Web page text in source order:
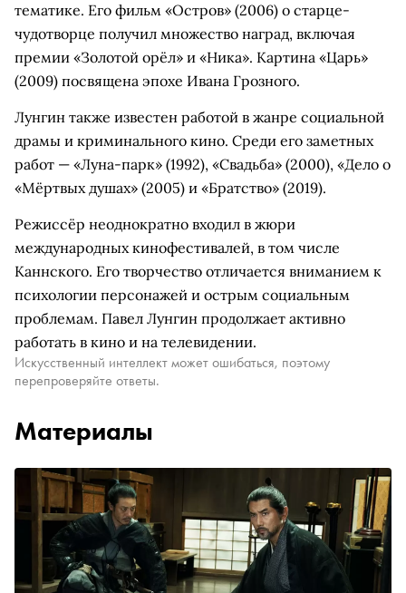
тематике. Его фильм «Остров» (2006) о старце-
чудотворце получил множество наград, включая
премии «Золотой орёл» и «Ника». Картина «Царь»
(2009) посвящена эпохе Ивана Грозного.
Лунгин также известен работой в жанре социальной
драмы и криминального кино. Среди его заметных
работ — «Луна-парк» (1992), «Свадьба» (2000), «Дело о
«Мёртвых душах» (2005) и «Братство» (2019).
Режиссёр неоднократно входил в жюри
международных кинофестивалей, в том числе
Каннского. Его творчество отличается вниманием к
психологии персонажей и острым социальным
проблемам. Павел Лунгин продолжает активно
работать в кино и на телевидении.
Искусственный интеллект может ошибаться, поэтому
перепроверяйте ответы.
Материалы